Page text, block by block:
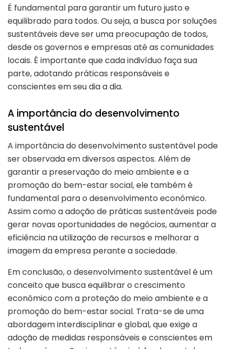
É fundamental para garantir um futuro justo e
equilibrado para todos. Ou seja, a busca por soluções
sustentáveis deve ser uma preocupação de todos,
desde os governos e empresas até as comunidades
locais. É importante que cada indivíduo faça sua
parte, adotando práticas responsáveis e
conscientes em seu dia a dia.
A importância do desenvolvimento
sustentável
A importância do desenvolvimento sustentável pode
ser observada em diversos aspectos. Além de
garantir a preservação do meio ambiente e a
promoção do bem-estar social, ele também é
fundamental para o desenvolvimento econômico.
Assim como a adoção de práticas sustentáveis pode
gerar novas oportunidades de negócios, aumentar a
eficiência na utilização de recursos e melhorar a
imagem da empresa perante a sociedade.
Em conclusão, o desenvolvimento sustentável é um
conceito que busca equilibrar o crescimento
econômico com a proteção do meio ambiente e a
promoção do bem-estar social. Trata-se de uma
abordagem interdisciplinar e global, que exige a
adoção de medidas responsáveis e conscientes em